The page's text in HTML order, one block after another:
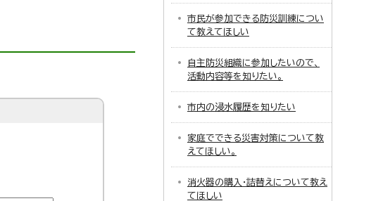
市民が参加できる防災訓練につい
て教えてほしい
自主防災組織に参加したいので、
活動内容等を知りたい。
市内の浸水履歴を知りたい
家庭でできる災害対策について教
えてほしい。
消火器の購入・詰替えについて教え
てほしい